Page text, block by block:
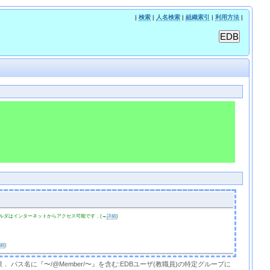
| 検索| 人名検索| 組織索引 | 利用方法|
ダはインターネットからアクセス可能です．(→詳細)
)
パス名に『〜/@Member/〜』を含む:EDBユーザ(教職員)の特定グループに